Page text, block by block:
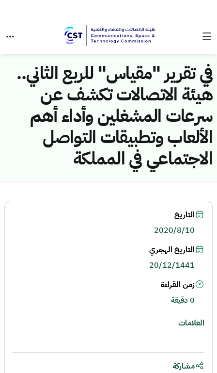
في تقرير "مقياس" للربع الثاني..
هيئة الاتصالات تكشف عن
سرعات المشغلين وأداء أهم
الألعاب وتطبيقات التواصل
الاجتماعي في المملكة
التاريخ
2020/8/10
التاريخ الهجري
20/12/1441
زمن القراءة
0 دقيقة
العلامات
مشاركة